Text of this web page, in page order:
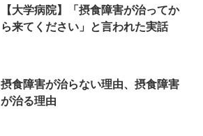
【大学病院】「摂食障害が治ってか
ら来てください」と言われた実話
摂食障害が治らない理由、摂食障害
が治る理由